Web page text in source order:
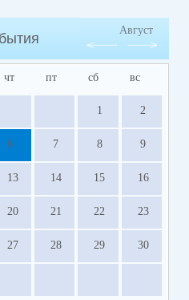
Август
чт пт сб вс
1 2
6 7 8 9
13 14 15 16
20 21 22 23
27 28 29 30